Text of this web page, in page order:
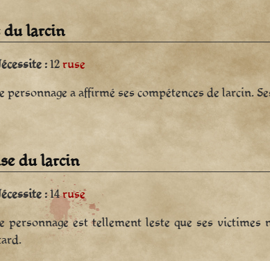
du larcin
: 12 ruse
personnage a affirmé ses compétences de larcin.
du larcin
:14ruse
personnage est tellement leste que ses victimes